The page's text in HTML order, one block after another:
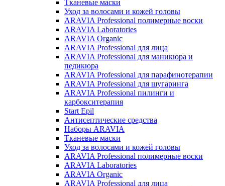
Тканевые маски
Уход за волосами и кожей головы
ARAVIA Professional полимерные воски
ARAVIA Laboratories
ARAVIA Organic
ARAVIA Professional для лица
ARAVIA Professional для маникюра и
педикюра
ARAVIA Professional для парафинотерапии
ARAVIA Professional для шугаринга
ARAVIA Professional пилинги и
карбокситерапия
Start Epil
Антисептические средства
Наборы ARAVIA
Тканевые маски
Уход за волосами и кожей головы
ARAVIA Professional полимерные воски
ARAVIA Laboratories
ARAVIA Organic
ARAVIA Professional для лица